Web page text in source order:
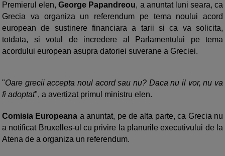
Premierul elen,George Papandreou, a anuntat luni seara, ca
Grecia va organiza un referendum pe tema noului acord
european de sustinere financiara a tarii si ca va solicita,
totdata, si votul de incredere al Parlamentului pe tema
acordului european asupra datoriei suverane a Greciei.
"Oare grecii accepta noul acord sau nu? Daca nu il vor, nu va
fi adoptat", a avertizat primul ministru elen.
Comisia Europeana a anuntat, pe de alta parte, ca Grecia nu
a notificat Bruxelles-ul cu privire la planurile executivului de la
Atena de a organiza un referendum.